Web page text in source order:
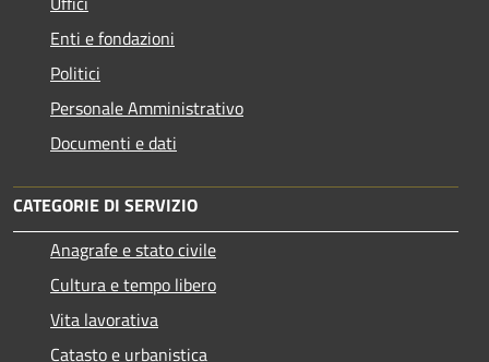
Enti e fondazioni
Politici
Personale Amministrativo
Documenti e dati
CATEGORIE DI SERVIZIO
Anagrafe e stato civile
Cultura e tempo libero
Vita lavorativa
Catasto e urbanistica